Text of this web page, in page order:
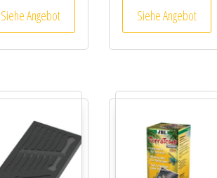
Siehe Angebot Siehe Angebot